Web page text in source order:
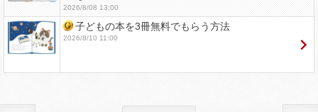
2026/8/08 13:00
子どもの本を3冊無料でもらう方法
2026/8/10 11:00